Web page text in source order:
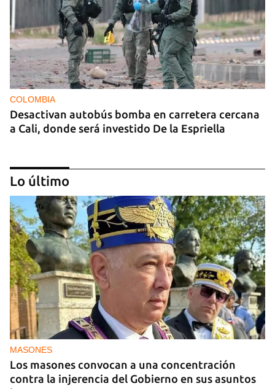
COLOMBIA
Desactivan autobús bomba en carretera cercana
a Cali, donde será investido De la Espriella
MIAMI
La hija de un diplomático castrista expulsado de
EE UU en 2003 está bajo custodia del ICE
Lo último
MASONES
Los masones convocan a una concentración
contra la injerencia del Gobierno en sus asuntos